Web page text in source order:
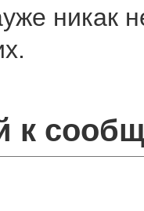
никак
к